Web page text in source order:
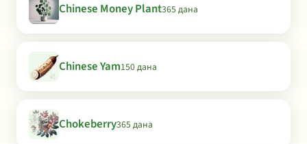
Chinese Money Plant365 дана
Chinese Yam150 дана
Chokeberry365 дана